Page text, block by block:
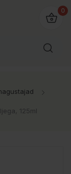
0
125ml